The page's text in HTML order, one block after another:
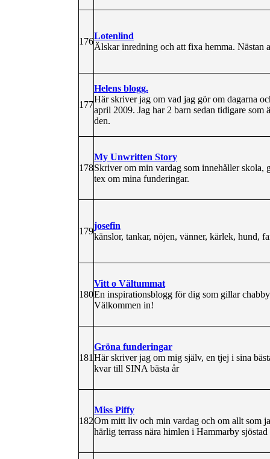
176
Lotenlind
Älskar inredning och att fixa hemma. Nästan
177
Helens blogg.
Här skriver jag om vad jag gör om dagarna
april 2009. Jag har 2 barn sedan tidigare
den.
178
My Unwritten Story
Skriver om min vardag som innehåller skola,
tex om mina funderingar.
179
josefin
känslor, tankar, nöjen, vänner, kärlek, hund,
180
Vitt o Vältummat
En inspirationsblogg för dig som gillar
Välkommen in!
181
Gröna funderingar
Här skriver jag om mig själv, en tjej i sina
kvar till SINA bästa år
182
Miss Piffy
Om mitt liv och min vardag och om allt som
härlig terrass nära himlen i Hammarby